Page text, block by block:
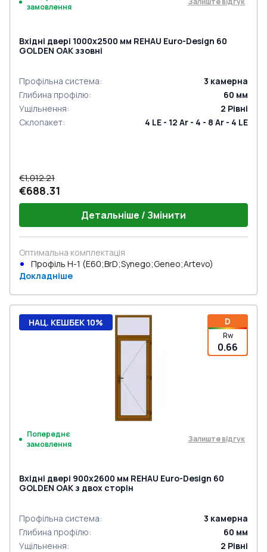
замовлення
Вхідні двері 1000x2500 мм REHAU Euro-Design 60
GOLDEN OAK ззовні
Профільна система: 3 камерна
Глибина профілю: 60 мм
Ущільнення: 2 Рівні
Склопакет: 4 LE - 12 Ar - 4 - 8 Ar - 4 LE
€1,012.21
€688.31
Детальніше / Змінити
Оптимальна комплектація
Профіль Н-1 (E60;BrD;Synego;Geneo;Artevo)
Докладніше
D
Rw
0.66
НАЦ. КЕШБЕК 10%
Попереднє
замовлення
Залиште відгук
Вхідні двері 900x2600 мм REHAU Euro-Design 60
GOLDEN OAK з двох сторін
Профільна система: 3 камерна
Глибина профілю: 60 мм
Ущільнення: 2 Рівні